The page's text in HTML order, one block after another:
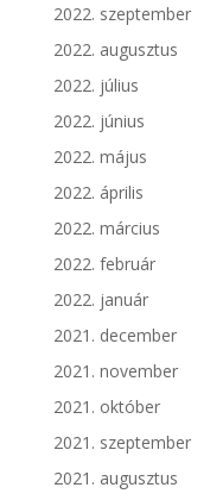
2022. szeptember
2022. augusztus
2022. július
2022. június
2022. május
2022. április
2022. március
2022. február
2022. január
2021. december
2021. november
2021. október
2021. szeptember
2021. augusztus